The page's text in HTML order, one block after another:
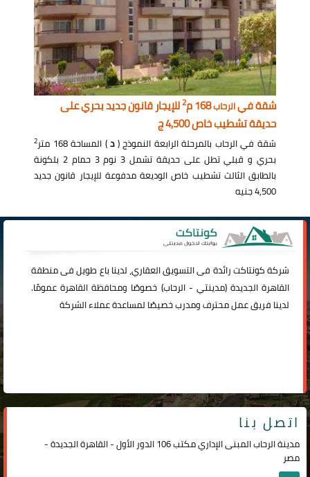
شقة فيالرحاب168 م 2للإيجار قانون جديد بحري على
حديقة تشطيب خاص 4,500 ج
شقة في الرحاب بالمرحلة الرابعة النموذج (د) المساحة 168 متر 2
بحري و قبلي تطل على حديقة تشمل 3 نوم 3 حمام 2 بلكونة
بالطابق الثالث تشطيب خاص الوديعة مدفوعة للإيجار قانون جديد
4,500 جنيه
شركةكونتاكترائدة فى التسويق العقاري، لدينا باع طويل فى منطقة
القاهرة الجديدة (مدينتي -الرحاب) خصوصًا ومحافظة القاهرة عمومًا.
لدينا فريق عمل محترف ومدرب خصيصًا لمساعدة عملاء الشركة
اتصل بنا
مدينة الرحاب المبنى الإداري مكتب 106 الدور الأول - القاهرة الجديدة -
مصر